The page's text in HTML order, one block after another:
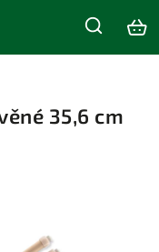
35,6 cm